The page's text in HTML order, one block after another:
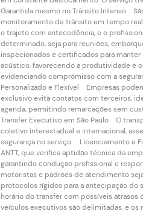
Garantida mesmo no Trânsito Intenso
monitoramento de trânsito em tempo
o trajeto com antecedência, e o
determinado, seja para reuniões,
inspecionados e certificados para
acústico, favorecendo a produtividade e
evidenciando compromisso com a
Personalizado e Flexível Empresas
exclusivo evita contatos com terceiros,
agenda, permitindo remarcações sem
Transfer Executivo em São Paulo O
coletivo interestadual e internacional,
segurança no serviço. Licenciamento e
ANTT, que verifica aptidão técnica da
garantindo condução profissional e
motoristas e padrões de atendimento
protocolos rígidos para a antecipação do
horário do transfer com possíveis atrasos
veículos executivos são delimitadas, e os